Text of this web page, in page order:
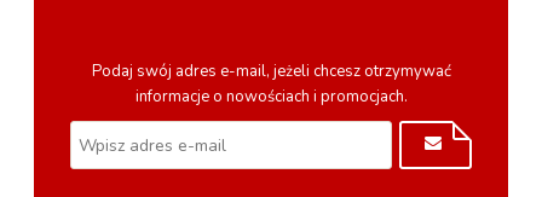
Podaj swój adres e-mail, jeżeli chcesz otrzymywać
informacje o nowościach i promocjach.